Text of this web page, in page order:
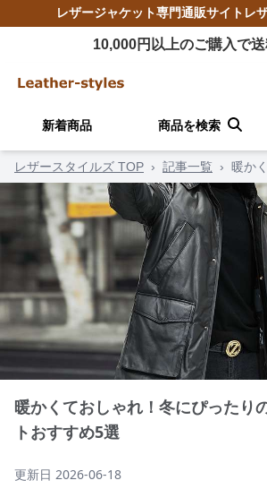
レザージャケット専門通販サイト レ
10,000円以上のご購入で
新着商品 商品を検索
レザースタイルズ TOP › 記事一覧 › 暖か
暖かくておしゃれ！冬にぴったり
トおすすめ5選
更新日 2026-06-18